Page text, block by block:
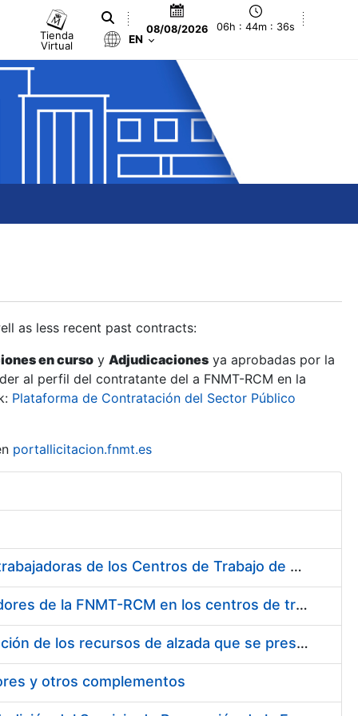
Tienda
Virtual
08/08/2026 06h : 44m : 37s
EN
as less recent past contracts:
en curso y Adjudicaciones ya aprobadas por la
al perfil del contratante del a FNMT-RCM en la
Plataforma de Contratación del Sector Público
portallicitacion.fnmt.es
Suministro de Protectores Auditivos a medida para las personas trabajadoras de los Centros de Trabajo de Madrid y Burgos
Suministro de gafas graduadas antiproyecciones para los trabajadores de la FNMT-RCM en los centros de trabajo de Madrid y Burgos
Servicios de una empresa externa para el asesoramiento y resolución de los recursos de alzada que se presentan relacionados con procesos de selección para la FNMT-RCM
y otros complementos